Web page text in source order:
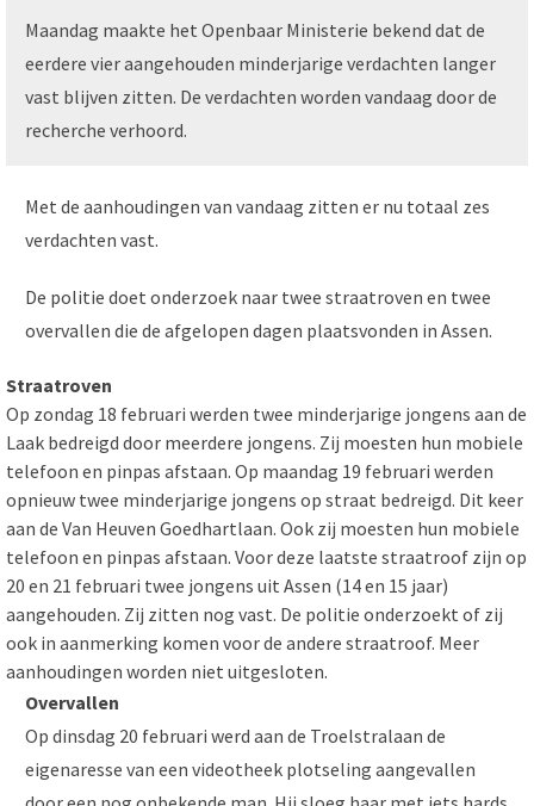
Maandag maakte het Openbaar Ministerie bekend dat de
eerdere vier aangehouden minderjarige verdachten langer
vast blijven zitten. De verdachten worden vandaag door de
recherche verhoord.
Met de aanhoudingen van vandaag zitten er nu totaal zes
verdachten vast.
De politie doet onderzoek naar twee straatroven en twee
overvallen die de afgelopen dagen plaatsvonden in Assen.
Straatroven
Op zondag 18 februari werden twee minderjarige jongens aan de
Laak bedreigd door meerdere jongens. Zij moesten hun mobiele
telefoon en pinpas afstaan. Op maandag 19 februari werden
opnieuw twee minderjarige jongens op straat bedreigd. Dit keer
aan de Van Heuven Goedhartlaan. Ook zij moesten hun mobiele
telefoon en pinpas afstaan. Voor deze laatste straatroof zijn op
20 en 21 februari twee jongens uit Assen (14 en 15 jaar)
aangehouden. Zij zitten nog vast. De politie onderzoekt of zij
ook in aanmerking komen voor de andere straatroof. Meer
aanhoudingen worden niet uitgesloten.
Overvallen
Op dinsdag 20 februari werd aan de Troelstralaan de
eigenaresse van een videotheek plotseling aangevallen